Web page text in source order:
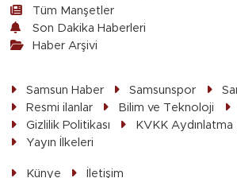
Tüm Manşetler
Son Dakika Haberleri
Haber Arşivi
Samsun Haber Samsunspor
Resmi ilanlar
Bilim ve Teknoloji
Gizlilik Politikası
KVKK Aydınlatma
Yayın İlkeleri
Künye İletişim